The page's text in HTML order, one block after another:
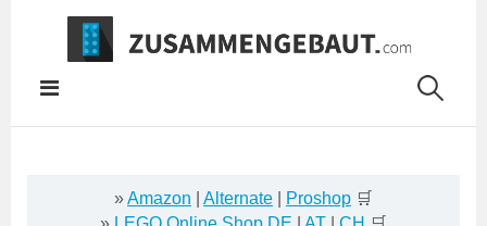
Springe
Inhalt
»Amazon Alternate Proshop 🛒